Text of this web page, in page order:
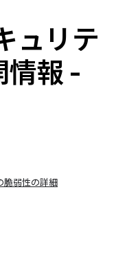
ュリテ
情報 -
脆弱性の詳細